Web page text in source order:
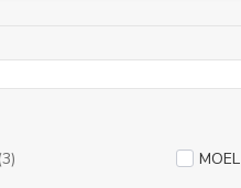
(3) MOEL